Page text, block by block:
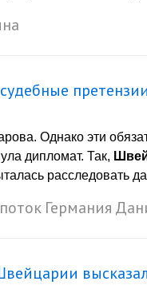
Однако эти
дипломат. Так,
расследовать
Германия